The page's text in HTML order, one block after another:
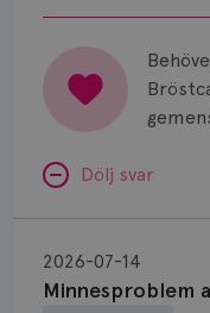
Dölj svar
Minnesproblem
2026-07-14
Letrozol